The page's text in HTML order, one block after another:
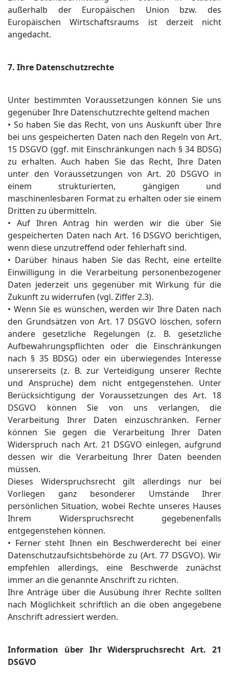
außerhalb der Europäischen Union bzw. des
Europäischen Wirtschaftsraums ist derzeit nicht
angedacht.
7. Ihre Datenschutzrechte
Unter bestimmten Voraussetzungen können Sie uns
gegenüber Ihre Datenschutzrechte geltend machen
• So haben Sie das Recht, von uns Auskunft über Ihre
bei uns gespeicherten Daten nach den Regeln von Art.
15 DSGVO (ggf. mit Einschränkungen nach § 34 BDSG)
zu erhalten. Auch haben Sie das Recht, Ihre Daten
unter den Voraussetzungen von Art. 20 DSGVO in
einem strukturierten, gängigen und
maschinenlesbaren Format zu erhalten oder sie einem
Dritten zu übermitteln.
• Auf Ihren Antrag hin werden wir die über Sie
gespeicherten Daten nach Art. 16 DSGVO berichtigen,
wenn diese unzutreffend oder fehlerhaft sind.
• Darüber hinaus haben Sie das Recht, eine erteilte
Einwilligung in die Verarbeitung personenbezogener
Daten jederzeit uns gegenüber mit Wirkung für die
Zukunft zu widerrufen (vgl. Ziffer 2.3).
• Wenn Sie es wünschen, werden wir Ihre Daten nach
den Grundsätzen von Art. 17 DSGVO löschen, sofern
andere gesetzliche Regelungen (z. B. gesetzliche
Aufbewahrungspflichten oder die Einschränkungen
nach § 35 BDSG) oder ein überwiegendes Interesse
unsererseits (z. B. zur Verteidigung unserer Rechte
und Ansprüche) dem nicht entgegenstehen. Unter
Berücksichtigung der Voraussetzungen des Art. 18
DSGVO können Sie von uns verlangen, die
Verarbeitung Ihrer Daten einzuschränken. Ferner
können Sie gegen die Verarbeitung Ihrer Daten
Widerspruch nach Art. 21 DSGVO einlegen, aufgrund
dessen wir die Verarbeitung Ihrer Daten beenden
müssen.
Dieses Widerspruchsrecht gilt allerdings nur bei
Vorliegen ganz besonderer Umstände Ihrer
persönlichen Situation, wobei Rechte unseres Hauses
Ihrem Widerspruchsrecht gegebenenfalls
entgegenstehen können.
• Ferner steht Ihnen ein Beschwerderecht bei einer
Datenschutzaufsichtsbehörde zu (Art. 77 DSGVO). Wir
empfehlen allerdings, eine Beschwerde zunächst
immer an die genannte Anschrift zu richten.
Ihre Anträge über die Ausübung ihrer Rechte sollten
nach Möglichkeit schriftlich an die oben angegebene
Anschrift adressiert werden.
Information über Ihr Widerspruchsrecht Art. 21
DSGVO